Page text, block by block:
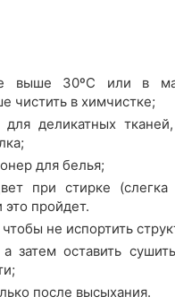
выше 30ºС или в
чистить в химчистке;
деликатных
для белья;
при стирке (слегка
пройдет.
не испортить
затем оставить
после высыхания.